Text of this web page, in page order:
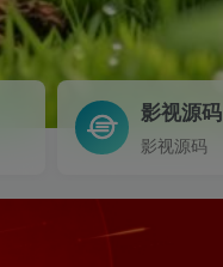
影视源码
影视源码